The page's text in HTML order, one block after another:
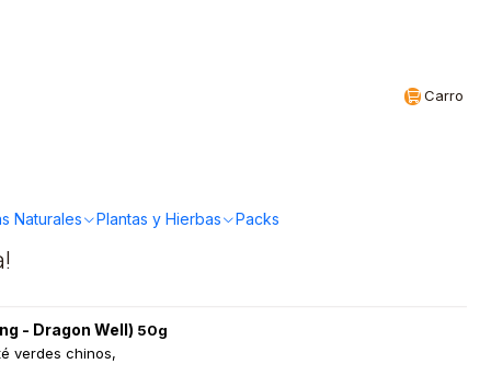
Carro
Naturales Plantas y Hierbas Packs
- Dragon Well) 50g
verdes chinos,